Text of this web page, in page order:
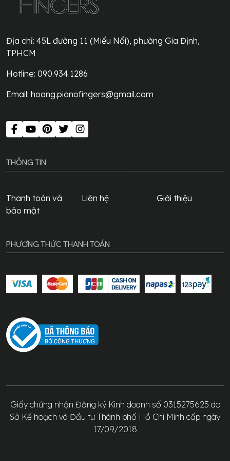
Địa chỉ: 45L đường 11 (Miếu Nổi), phường Gia Định,
TPHCM
Hotline: 090.934.1286
Email: hoang.pianofingers@gmail.com
THÔNG TIN
Thanh toán và
bảo mật
Liên hệ Giới thiệu
PHƯƠNG THỨC THANH TOÁN
Giấy chứng nhận Đăng ký Kinh doanh số 0315275625 do
Sở Kế hoạch và Đầu tư Thành phố Hồ Chí Minh cấp ngày
17/09/2018